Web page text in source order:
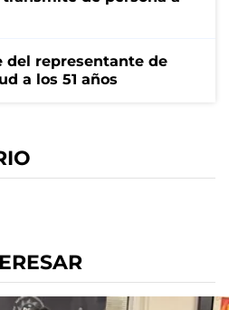
del representante de
a los 51 años